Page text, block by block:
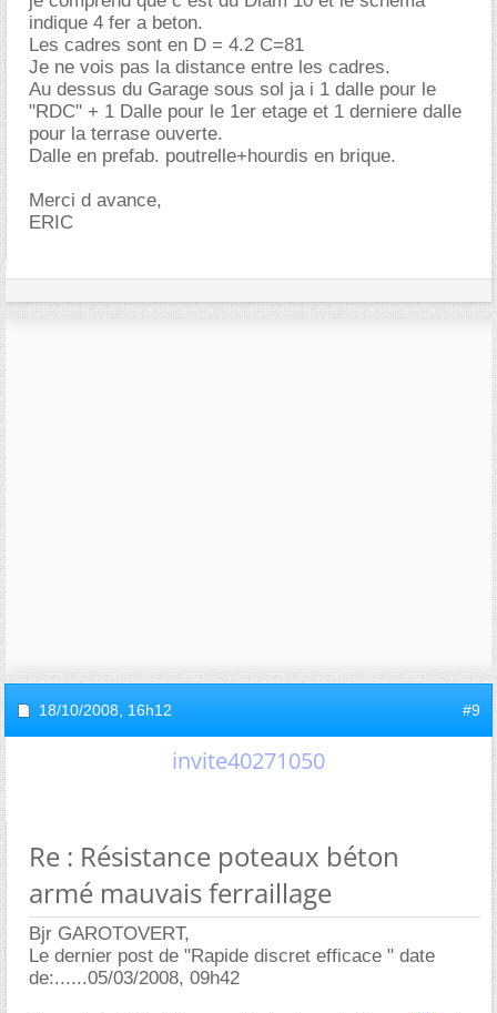
indique 4 fer a beton.
Les cadres sont en D = 4.2 C=81
Je ne vois pas la distance entre les cadres.
Au dessus du Garage sous sol ja i 1 dalle pour le
"RDC" + 1 Dalle pour le 1er etage et 1 derniere dalle
pour la terrase ouverte.
Dalle en prefab. poutrelle+hourdis en brique.
Merci d avance,
ERIC
18/10/2008, 16h12 #9
invite40271050
Re : Résistance poteaux béton
armé mauvais ferraillage
Bjr GAROTOVERT,
Le dernier post de "Rapide discret efficace " date
de:......05/03/2008, 09h42